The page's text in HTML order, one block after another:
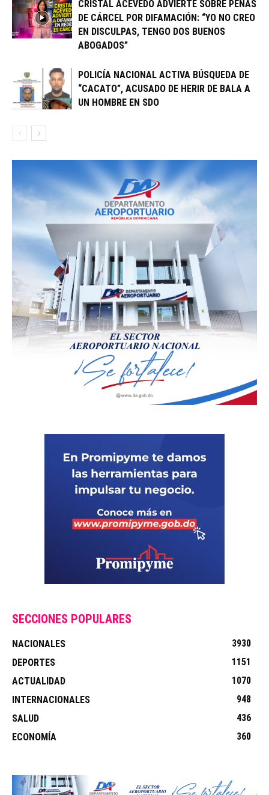
CRISTAL ACEVEDO ADVIERTE SOBRE PENAS
DE CÁRCEL POR DIFAMACIÓN: “YO NO CREO
EN DISCULPAS, TENGO DOS BUENOS
ABOGADOS”
POLICÍA NACIONAL ACTIVA BÚSQUEDA DE
“CACATO”, ACUSADO DE HERIR DE BALA A
UN HOMBRE EN SDO
SECCIONES POPULARES
NACIONALES
3930
DEPORTES
1151
ACTUALIDAD
1070
INTERNACIONALES
948
SALUD
436
ECONOMÍA
360